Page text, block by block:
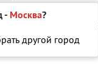
- Москва?
другой город
онлайн